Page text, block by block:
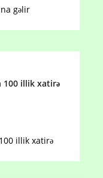
gəlir
100 illik xatirə
illik xatirə